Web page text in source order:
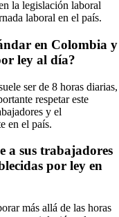
la legislación laboral
laboral en el país.
en Colombia y
ley al día?
ser de 8 horas diarias,
respetar este
y el
en el país.
a sus trabajadores
por ley en
más allá de las horas